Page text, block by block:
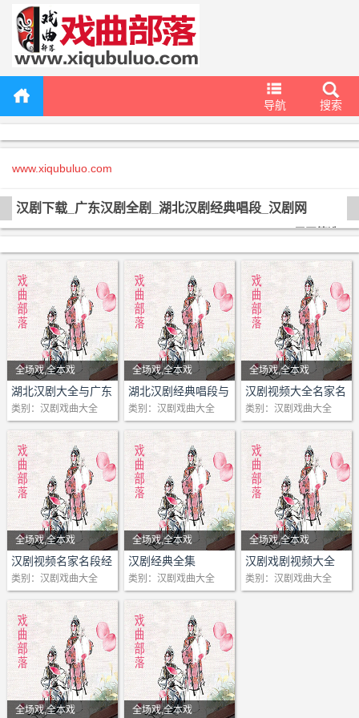
导航 搜索
www.xiqubuluo.com
汉剧下载_广东汉剧全剧_湖北汉剧经典唱段_汉剧网
展开筛选
全场戏,全本戏
剧情：1 汉剧活捉三郎
武家坡侯辛霞邓伟麻华
蔡燕
2 汉剧资料片
3 汉剧辕门斩子童金钟
冷少鸣张洪忠等老夏主
编
4 汉剧《闯王旗》1978
长影全
5 汉剧《辕门斩子》胡
望梅主演
6 汉剧状元媒资料片有
字幕
7 汉剧四郎探母资料片
8 汉剧窦娥冤有字幕
9 湖北武汉市汉剧宇宙
锋改编首演1上
湖北汉剧大全与广东
汉剧大全
类别：汉剧戏曲大全
全场戏,全本戏
剧情：湖北武汉汉剧斩
雄信
湖北武汉汉剧龙凤呈祥
下
湖北武汉汉剧龙凤呈祥
上
汉剧文昭关熊留华
湖北汉剧《平贵别窑》
梅海涛侯辛霞
湖北汉剧《下书路会》
武汉汉剧法场换子
汉剧《哭祖庙》
汉剧《文公走雪》
汉剧陈伯华百花亭贵妃
醉酒
汉剧《孝感天》姜妙香
汉剧《梅龙镇》
湖北汉剧经典唱段与
汉剧演唱名家名段
类别：汉剧戏曲大全
全场戏,全本戏
剧情：
汉剧视频大全名家名
段主要包含以下内容:
1 汉剧《罢宴》李雨
缪马骞
2 汉剧《白蛇传》李
3 汉剧《百花亭》
4 汉剧《痴梦》
5 汉剧《翠屏山》王
晓璐严智超
戏曲部落网收录分享
戏迷朋友的乐园！(戏
曲部落网收录分享 戏
迷朋友的乐园！)
戏曲部落网收录分享
戏迷朋友的乐园！(戏
曲部落网收录分享 戏
汉剧视频大全名家名
段
类别：汉剧戏曲大全
全场戏,全本戏
剧情：广东汉剧《盘
夫》全剧
汉剧《白门楼-见貂蝉不
由某心头冒火》童辉
汉剧《大登殿》全场戏-
唐河县汉剧
汉剧《二进宫》付俊杰
汉剧《二进宫》郭洪春
王亚梅
汉剧视频名家名段经
典
类别：汉剧戏曲大全
全场戏,全本戏
剧情：汉剧 白蛇传 汉剧
百花亭 汉剧 百里奚认妻
汉剧 打金枝 汉剧 打渔
杀家 汉剧 打侄上坟 汉
剧 大登殿 汉剧 大破金
光阵 汉剧 大破天门阵
汉剧 法场换子 汉剧 法
门寺 汉剧 风仪亭 汉剧
改容战父 汉剧 柜中缘
汉剧经典全集
类别：汉剧戏曲大全
全场戏,全本戏
剧情：1 汉剧折子戏专
场1
汉剧戏剧视频大全
类别：汉剧戏曲大全
全场戏,全本戏 全场戏,全本戏